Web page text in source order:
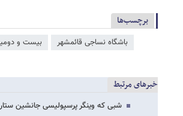
برچسب‌ها
باشگاه نساجی قائمشهر بیست و
خبرهای مرتبط
شبی که وینگر پرسپولیسی جانشین